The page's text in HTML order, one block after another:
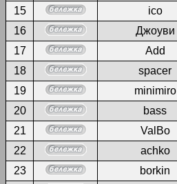
15
ico
16
Джоуви
17
Add
18
spacer
19
minimiro
20
bass
21
ValBo
22
achko
23
borkin